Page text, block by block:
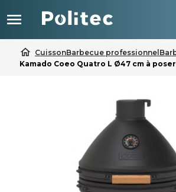

home CuissonBarbecue professionnel
Kamado Coeo Quatro L Ø47 cm à